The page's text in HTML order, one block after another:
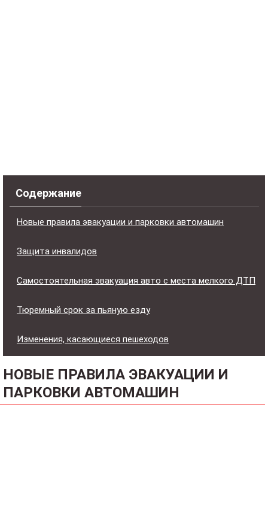
Содержание
Новые правила эвакуации и парковки автомашин
Защита инвалидов
Самостоятельная эвакуация авто с места мелкого ДТП
Тюремный срок за пьяную езду
Изменения, касающиеся пешеходов
НОВЫЕ ПРАВИЛА ЭВАКУАЦИИ И
ПАРКОВКИ АВТОМАШИН